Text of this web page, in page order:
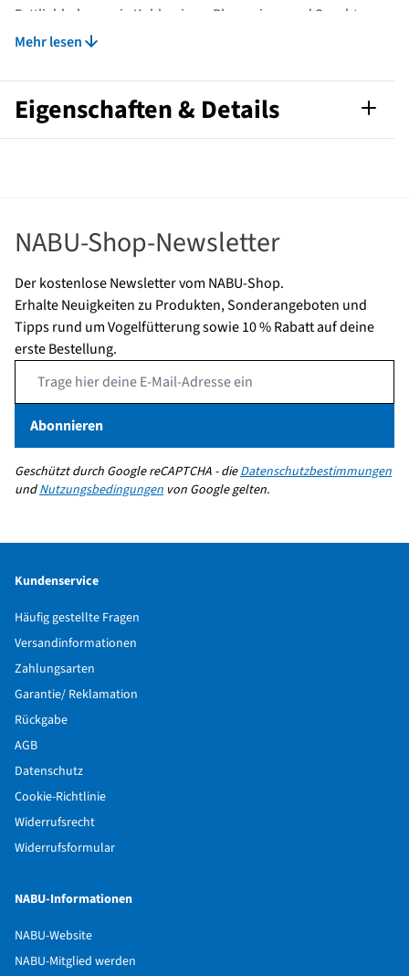
Fettliebhabern wie Kohlmeisen, Blaumeisen und Spechten
überaus beliebt.
ohne schädliche Zutaten wie Salz und gebrannte Erdnüsse
in Zusammenarbeit mit Ornithologen von
Mehr lesen
Eigenschaften & Details
Zutaten
Erdnussmehl, Rindertalg,
Sonnenblumenherzen
Analytische
Bestandteile
Feuchtigkeit 2.77%,
Rohprotein 14.16%, Rohfett
67.54%, Rohfaser 1.15%,
Rohasche 1.39%,
Kohlenhydrate 12.81%
Fütterungsmethode
Spezielles Futterhaus
Gewicht
0.33 kg
Breite
Marke
Mehr lesen
NABU-Shop-Newsletter
Der kostenlose Newsletter vom NABU-Shop.
Erhalte Neuigkeiten zu Produkten, Sonderangeboten und
Tipps rund um Vogelfütterung sowie 10 % Rabatt auf deine
erste Bestellung.
Abonnieren
Geschützt durch Google reCAPTCHA - dieDatenschutzbestimmungen
undNutzungsbedingungen von Google gelten.
Kundenservice
Häufig gestellte Fragen
Versandinformationen
Zahlungsarten
Garantie/ Reklamation
Rückgabe
AGB
Datenschutz
Cookie-Richtlinie
Widerrufsrecht
Widerrufsformular
NABU-Informationen
NABU-Website
NABU-Mitglied werden